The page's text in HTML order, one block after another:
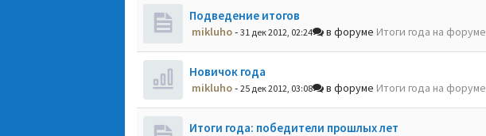
Подведение итогов
mikluho- 31 дек 2012, 02:24 в форуме Итоги года на форуме
Новичок года
mikluho- 25 дек 2012, 03:08 в форуме Итоги года на форуме
Итоги года: победители прошлых лет